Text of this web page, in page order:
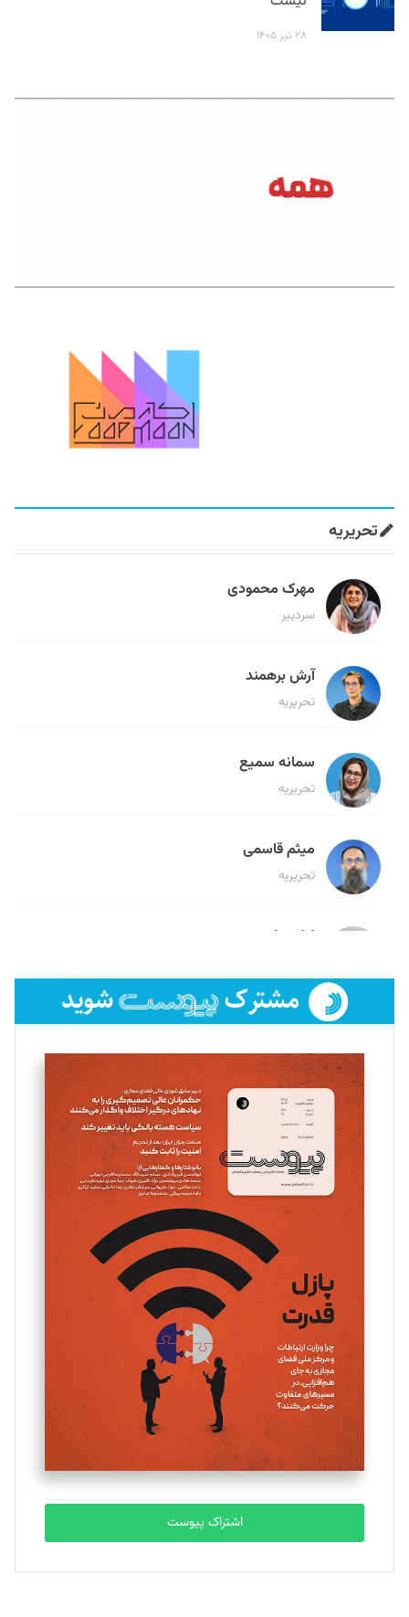
۲۸ تیر ۱۴۰۵
تحریریه
مهرک محمودی
سردبیر
آرش برهمند
تحریریه
سمانه سمیع
تحریریه
میثم قاسمی
تحریریه
لیلا حنارود
فائزه فتحی رستمی
تحریریه
سروش کرمیان
تحریریه
مینا پاکدل
یسنا امان‌پور
تحریریه
ملینا جعفری
تحریریه
مصطفی مسجدی آرانی
تحریریه
بابک نقاش
تحریریه
اشتراک پیوست